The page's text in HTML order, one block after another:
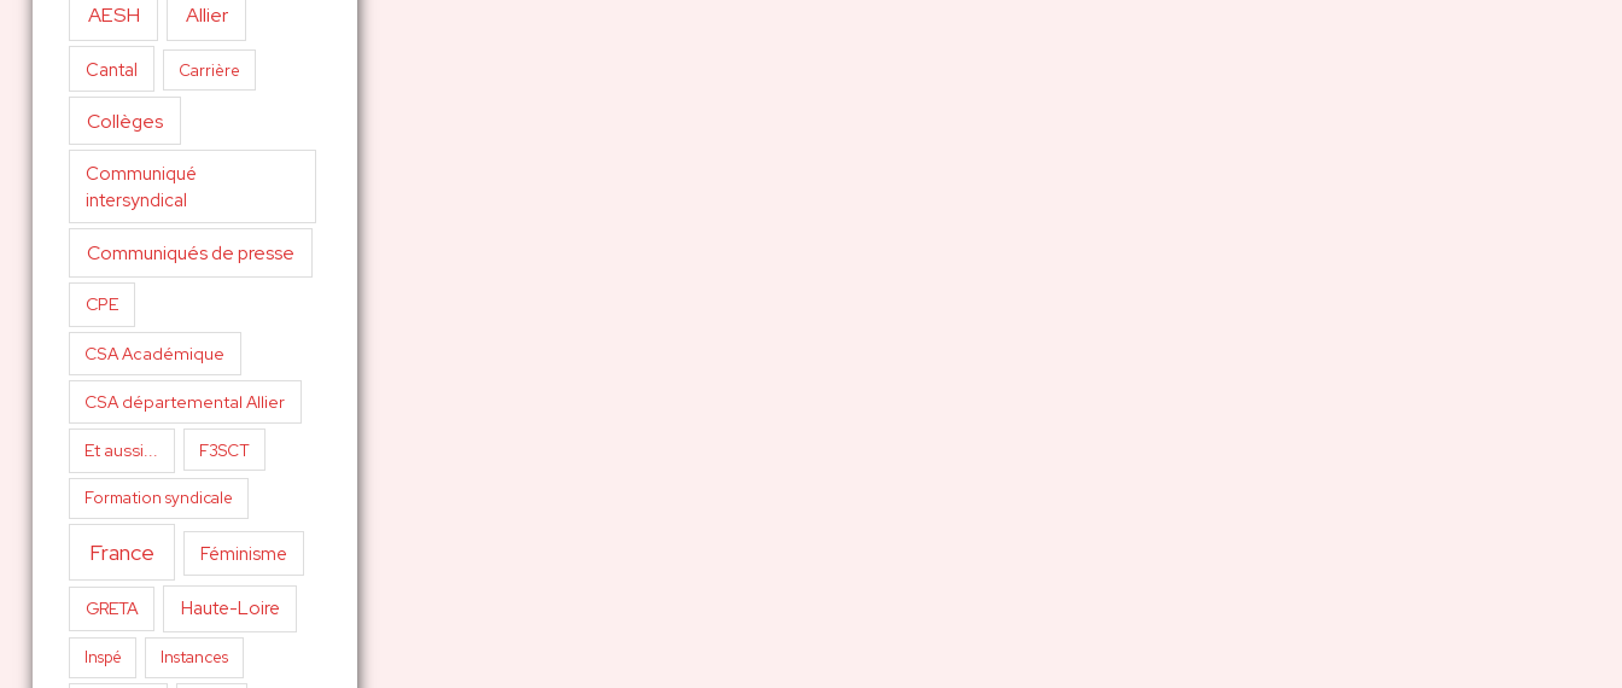
AESH Allier
Cantal Carrière
Collèges
Communiqué
intersyndical
Communiqués de presse
CPE
CSA Académique
CSA départemental Allier
Et aussi... F3SCT
Formation syndicale
France Féminisme
GRETA Haute-Loire
Inspé Instances